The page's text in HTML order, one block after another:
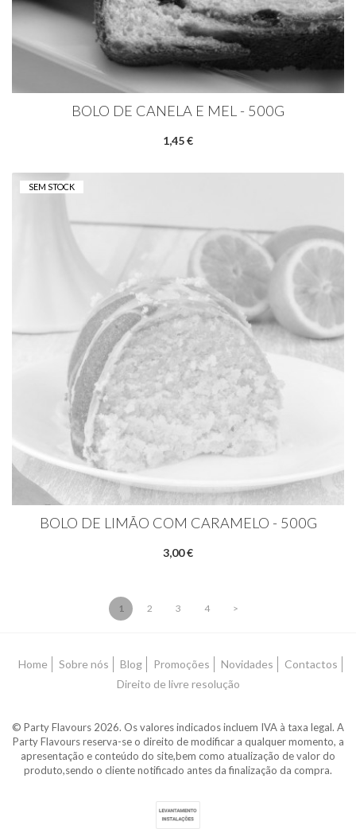
BOLO DE CANELA E MEL - 500G
1,45 €
SEM STOCK
BOLO DE LIMÃO COM CARAMELO - 500G
3,00 €
1 2 3 4 >
Home Sobre nós Blog Promoções Novidades
Contactos
Direito de livre resolução
© Party Flavours 2026. Os valores indicados incluem IVA à taxa legal. A
Party Flavours reserva-se o direito de modificar a qualquer momento, a
apresentação e conteúdo do site,bem como atualização de valor do
produto,sendo o cliente notificado antes da finalização da compra.